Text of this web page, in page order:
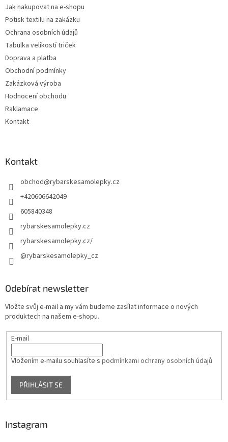
Jak nakupovat na e-shopu
Potisk textilu na zakázku
Ochrana osobních údajů
Tabulka velikostí triček
Doprava a platba
Obchodní podmínky
Zakázková výroba
Hodnocení obchodu
Raklamace
Kontakt
Kontakt
obchod@rybarskesamolepky.cz
+420606642049
605840348
rybarskesamolepky.cz
rybarskesamolepky.cz/
@rybarskesamolepky_cz
Odebírat newsletter
Vložte svůj e-mail a my vám budeme zasílat informace o nových
produktech na našem e-shopu.
E-mail
Vložením e-mailu souhlasíte s podmínkami ochrany osobních údajů
PŘIHLÁSIT SE
Instagram